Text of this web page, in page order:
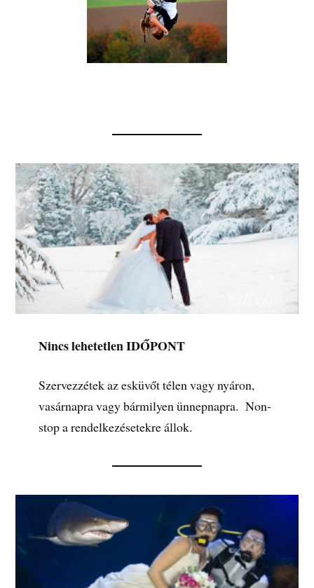
Nincs lehetetlen IDŐPONT
Szervezzétek az esküvőt télen vagy nyáron,
vasárnapra vagy bármilyen ünnepnapra. Non-
stop a rendelkezésetekre állok.